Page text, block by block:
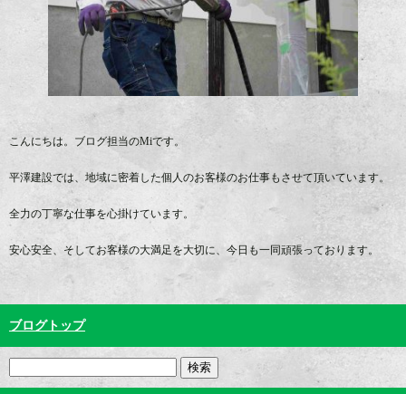
こんにちは。ブログ担当のMiです。
平澤建設では、地域に密着した個人のお客様のお仕事もさせて頂いています。
全力の丁寧な仕事を心掛けています。
安心安全、そしてお客様の大満足を大切に、今日も一同頑張っております。
ブログトップ